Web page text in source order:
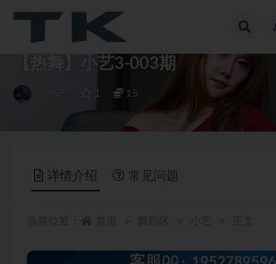
【热舞】小艺3-003期
1 15
详情介绍 常见问题